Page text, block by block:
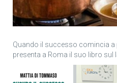
Quando il successo comincia a
presenta a Roma il suo libro sul